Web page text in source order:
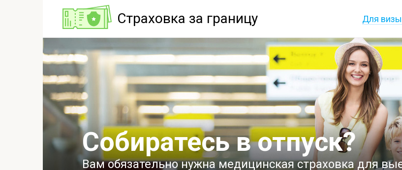
Страховка за границу Для
Собиратесь в отпуск?
Вам обязательно нужна медицинская страховка для